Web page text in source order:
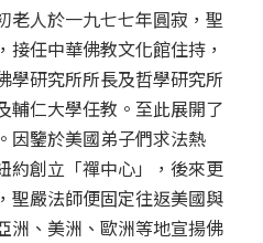
老人於一九七七年圓寂，聖
任中華佛教文化館住持，
學研究所所長及哲學研究所
輔仁大學任教。至此展開了
因鑒於美國弟子們求法熱
約創立「禪中心」，後來更
聖嚴法師便固定往返美國與
洲、美洲、歐洲等地宣揚佛